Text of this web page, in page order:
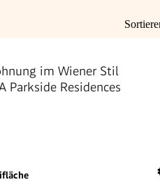
im Wiener Stil
Parkside Residences